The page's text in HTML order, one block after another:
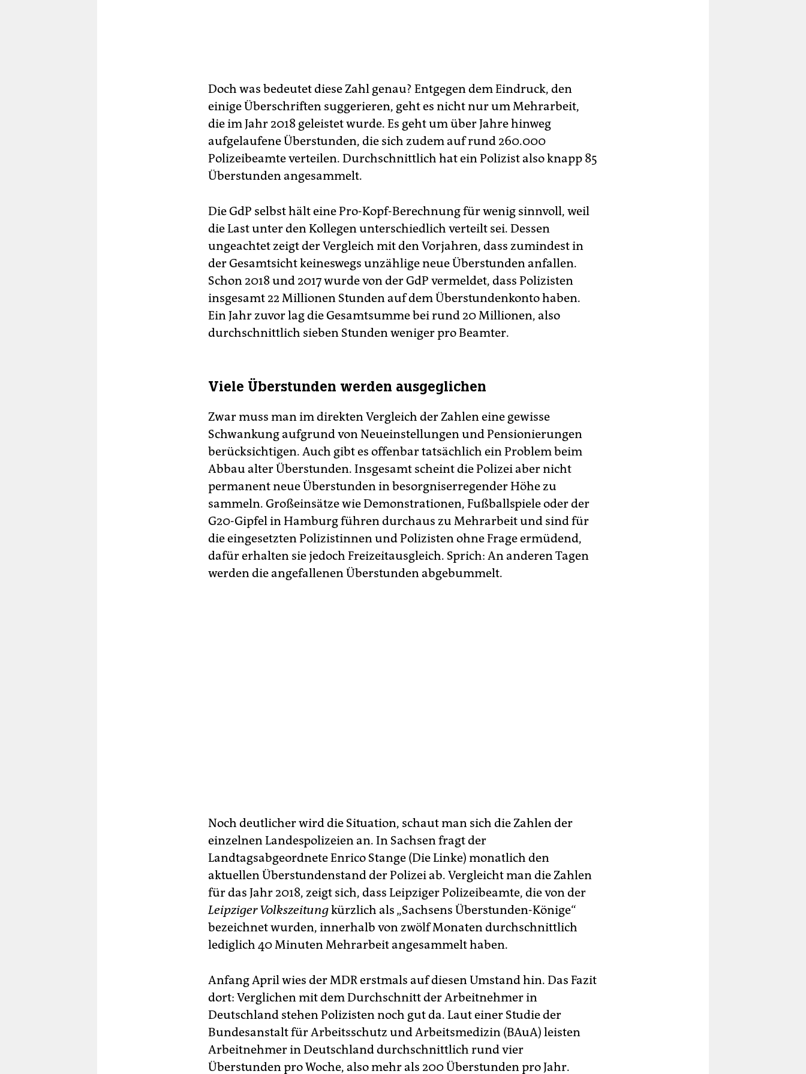
Doch was bedeutet diese Zahl genau? Entgegen dem Eindruck, den
einige Überschriften suggerieren, geht es nicht nur um Mehrarbeit,
die im Jahr 2018 geleistet wurde. Es geht um über Jahre hinweg
aufgelaufene Überstunden, die sich zudem auf rund 260.000
Polizeibeamte verteilen. Durchschnittlich hat ein Polizist also knapp 85
Überstunden angesammelt.
Die GdP selbst hält eine Pro-Kopf-Berechnung für wenig sinnvoll, weil
die Last unter den Kollegen unterschiedlich verteilt sei. Dessen
ungeachtet zeigt der Vergleich mit den Vorjahren, dass zumindest in
der Gesamtsicht keineswegs unzählige neue Überstunden anfallen.
Schon 2018 und 2017 wurde von der GdP vermeldet, dass Polizisten
insgesamt 22 Millionen Stunden auf dem Überstundenkonto haben.
Ein Jahr zuvor lag die Gesamtsumme bei rund 20 Millionen, also
durchschnittlich sieben Stunden weniger pro Beamter.
Viele Überstunden werden ausgeglichen
Zwar muss man im direkten Vergleich der Zahlen eine gewisse
Schwankung aufgrund von Neueinstellungen und Pensionierungen
berücksichtigen. Auch gibt es offenbar tatsächlich ein Problem beim
Abbau alter Überstunden. Insgesamt scheint die Polizei aber nicht
permanent neue Überstunden in besorgniserregender Höhe zu
sammeln. Großeinsätze wie Demonstrationen, Fußballspiele oder der
G20-Gipfel in Hamburg führen durchaus zu Mehrarbeit und sind für
die eingesetzten Polizistinnen und Polizisten ohne Frage ermüdend,
dafür erhalten sie jedoch Freizeitausgleich. Sprich: An anderen Tagen
werden die angefallenen Überstunden abgebummelt.
Noch deutlicher wird die Situation, schaut man sich die Zahlen der
einzelnen Landespolizeien an. In Sachsen fragt der
Landtagsabgeordnete Enrico Stange (Die Linke) monatlich den
aktuellen Überstundenstand der Polizei ab. Vergleicht man die Zahlen
für das Jahr 2018, zeigt sich, dass Leipziger Polizeibeamte, die von der
Leipziger Volkszeitungkürzlich als „Sachsens Überstunden-Könige“
bezeichnet wurden, innerhalb von zwölf Monaten durchschnittlich
lediglich 40 Minuten Mehrarbeit angesammelt haben.
Anfang April wies der MDR erstmals auf diesen Umstand hin. Das Fazit
dort: Verglichen mit dem Durchschnitt der Arbeitnehmer in
Deutschland stehen Polizisten noch gut da. Laut einer Studie der
Bundesanstalt für Arbeitsschutz und Arbeitsmedizin (BAuA) leisten
Arbeitnehmer in Deutschland durchschnittlich rund vier
Überstunden pro Woche, also mehr als 200 Überstunden pro Jahr.